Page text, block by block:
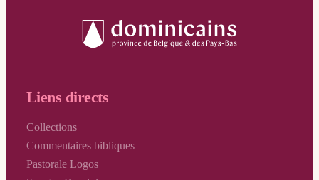
Liens directs
Collections
Commentaires bibliques
Pastorale Logos